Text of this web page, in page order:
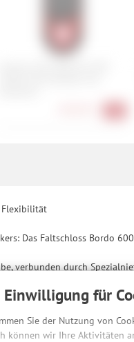
Einwilligung für
Sie der Nutzung von
können wir Ihre Aktivitäten
Flexibilität
Das Faltschloss Bordo
verbunden durch
der Bordo Familie
die sich durch einen
bieten die Stäbe und
z. B. vor Picking. Ein